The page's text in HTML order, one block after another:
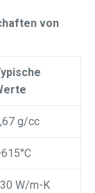
von
g/cc
W/m-K